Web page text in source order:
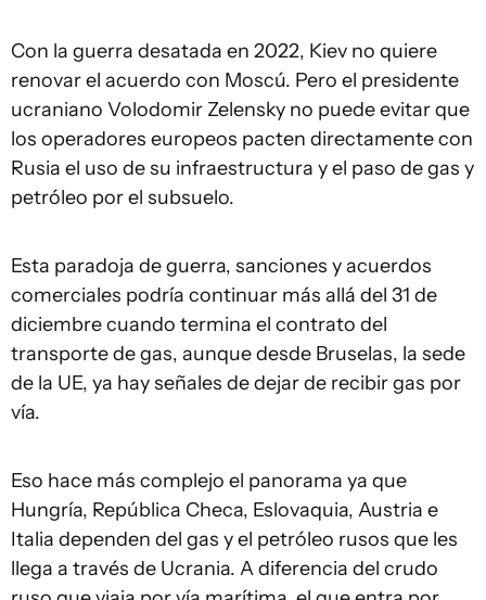
Con la guerra desatada en 2022, Kiev no quiere
renovar el acuerdo con Moscú. Pero el presidente
ucraniano Volodomir Zelensky no puede evitar que
los operadores europeos pacten directamente con
Rusia el uso de su infraestructura y el paso de gas y
petróleo por el subsuelo.
Esta paradoja de guerra, sanciones y acuerdos
comerciales podría continuar más allá del 31 de
diciembre cuando termina el contrato del
transporte de gas, aunque desde Bruselas, la sede
de la UE, ya hay señales de dejar de recibir gas por
vía.
Eso hace más complejo el panorama ya que
Hungría, República Checa, Eslovaquia, Austria e
Italia dependen del gas y el petróleo rusos que les
llega a través de Ucrania. A diferencia del crudo